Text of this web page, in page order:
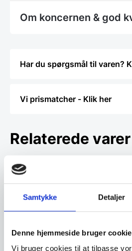
Samtykke Detaljer
Denne hjemmeside bruger
Vi bruger cookies til at tilpasse
Om koncernen & god
Har du spørgsmål til varen?
Vi prismatcher - Klik her
Relaterede varer